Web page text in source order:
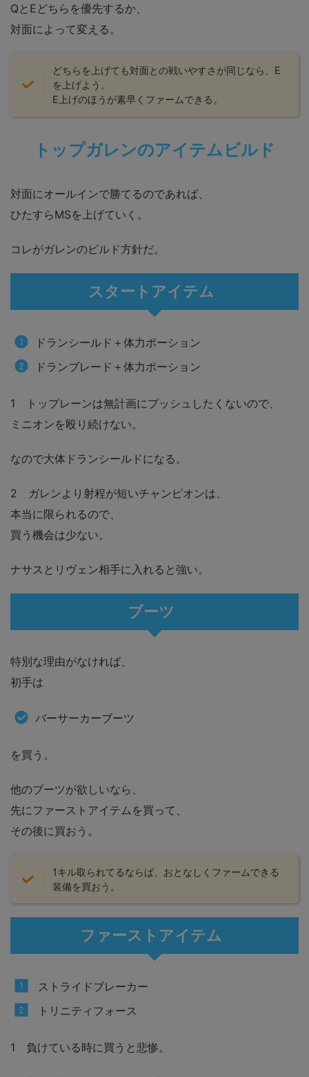
QとEどちらを優先するか、
対面によって変える。
どちらを上げても対面との戦いやすさが同じなら、E
を上げよう。
E上げのほうが素早くファームできる。
トップガレンのアイテムビルド
対面にオールインで勝てるのであれば、
ひたすらMSを上げていく。
コレがガレンのビルド方針だ。
スタートアイテム
ドランシールド＋体力ポーション
ドランブレード＋体力ポーション
1 トップレーンは無計画にプッシュしたくないので、
ミニオンを殴り続けない。
なので大体ドランシールドになる。
2 ガレンより射程が短いチャンピオンは、
本当に限られるので、
買う機会は少ない。
ナサスとリヴェン相手に入れると強い。
ブーツ
特別な理由がなければ、
初手は
バーサーカーブーツ
を買う。
他のブーツが欲しいなら、
先にファーストアイテムを買って、
その後に買おう。
1キル取られてるならば、おとなしくファームできる
装備を買おう。
ファーストアイテム
ストライドブレーカー
トリニティフォース
1 負けている時に買うと悲惨。